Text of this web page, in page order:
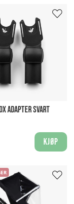
ADAPTER SVART
Kjøp